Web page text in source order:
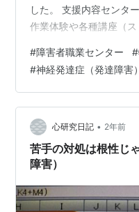
した。 支援内容センタ
作業体験や各種講座（
し、安心した職業生活
容については個々の状
生活技能等の向上を図
人スキルを学びたいた
にして、対人技能、特性
けました。 週5日通う
#障害者職業センター #
#神経発達症（発達障害）
心研究日記 • 2年前
苦手の対処は根性じ
障害）